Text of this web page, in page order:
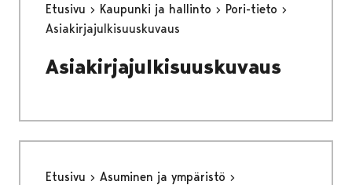
Etusivu Kaupunki ja hallinto
Pori-tieto
Asiakirjajulkisuuskuvaus
Asiakirjajulkisuuskuvaus
Etusivu
Asuminen ja ympäristö